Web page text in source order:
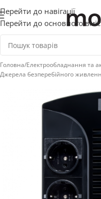
Перейти до навігації
Перейти до основного
Головна/Електрообладнання та
Джерела безперебійного